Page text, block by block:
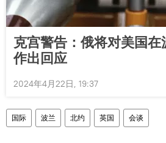
克宫警告：俄将对美国
作出回应
2024年4月22日, 19:37
国际 波兰 北约 英国 会谈